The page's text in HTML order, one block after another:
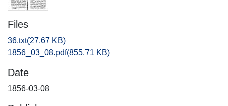
Files
36.txt(27.67 KB)
1856_03_08.pdf(855.71 KB)
Date
1856-03-08